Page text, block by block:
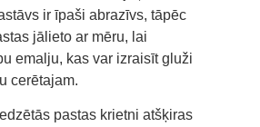
ir īpaši abrazīvs, tāpēc
jālieto ar mēru, lai
emalju, kas var izraisīt gluži
cerētajam.
pastas krietni atšķiras